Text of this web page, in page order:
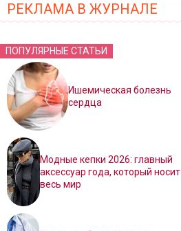
РЕКЛАМА В ЖУРНАЛЕ
ПОПУЛЯРНЫЕ СТАТЬИ
Ишемическая болезнь
сердца
Модные кепки 2026: главный
аксессуар года, который носит
весь мир